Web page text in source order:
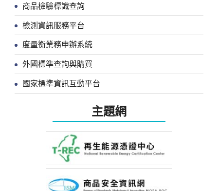
商品檢驗標識查詢
檢測資訊服務平台
度量衡業務申辦系統
外國標準查詢與購買
國家標準資訊互動平台
主題網